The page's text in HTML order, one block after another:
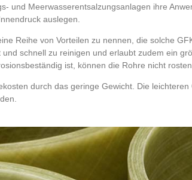
und Meerwasserentsalzungsanlagen ihre
auslegen.
Reihe von Vorteilen zu nennen, die solche
schnell zu reinigen und erlaubt zudem ein
ist, können die Rohre nicht
durch das geringe Gewicht. Die